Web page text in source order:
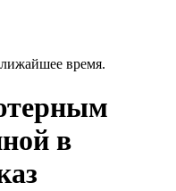
время.
в